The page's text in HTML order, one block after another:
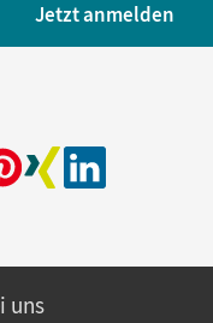
Jetzt anmelden
uns